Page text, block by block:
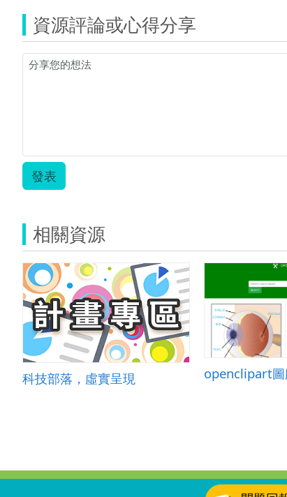
資源評論或心得分享
發表
相關資源
科技部落，虛實呈現